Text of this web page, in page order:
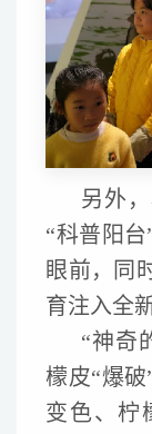
另外
“科普阳
眼前，同
育注入全
“神奇
檬皮“爆
变色、柠